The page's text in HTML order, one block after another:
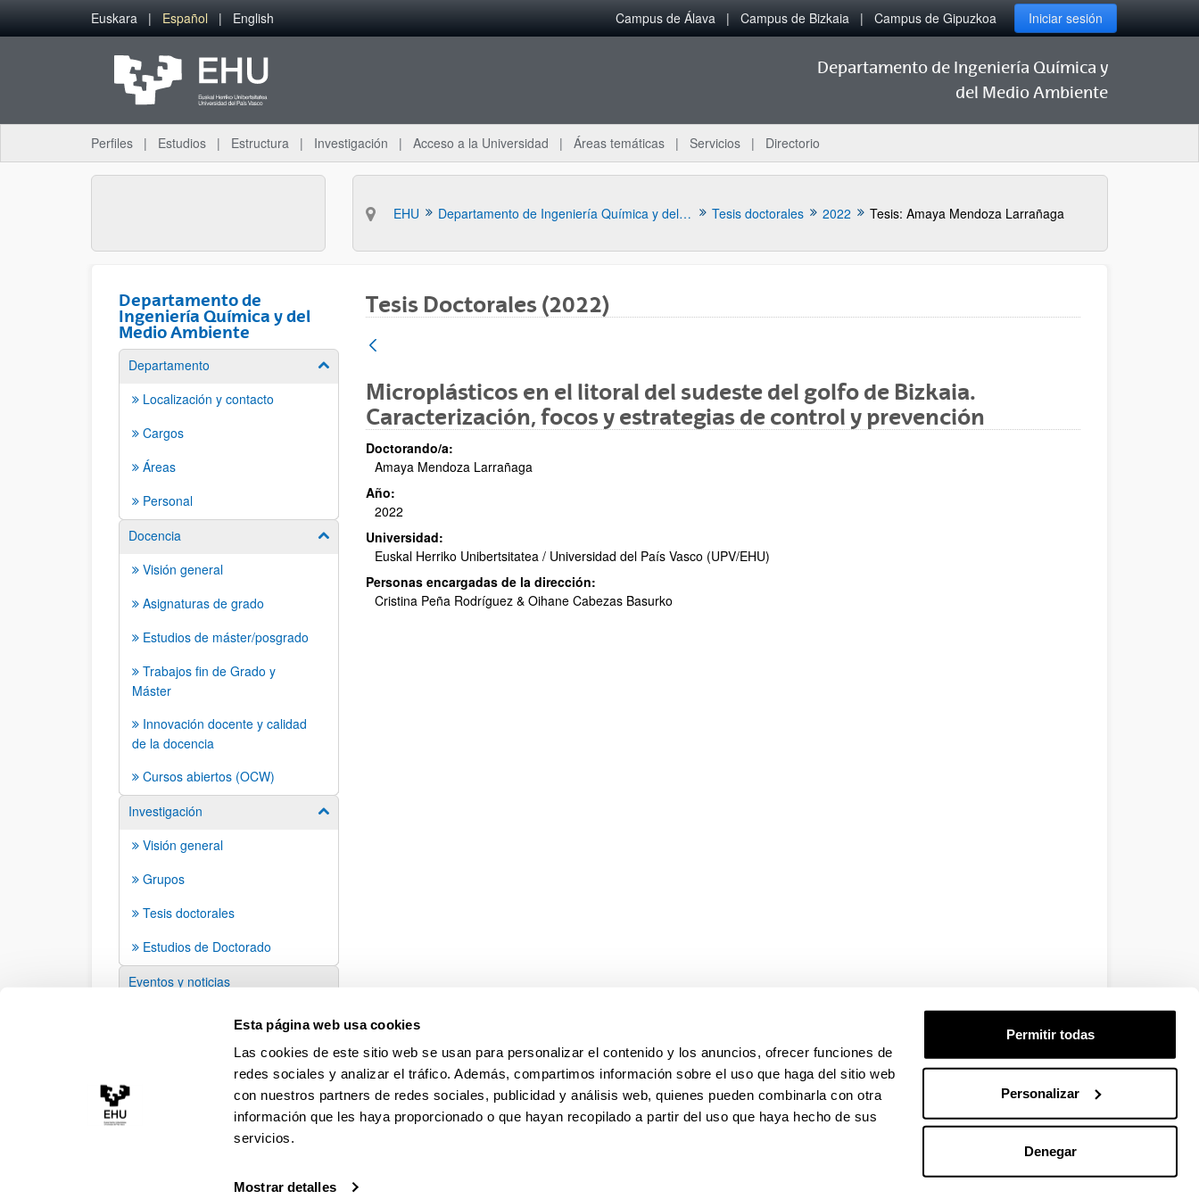
Esta página web usa cookies
Las cookies de este sitio web se usan para personalizar el contenido y los anuncios, ofrecer funciones de
redes sociales y analizar el tráfico. Además, compartimos información sobre el uso que haga del sitio web
con nuestros partners de redes sociales, publicidad y análisis web, quienes pueden combinarla con otra
información que les haya proporcionado o que hayan recopilado a partir del uso que haya hecho de sus
servicios.
Mostrar detalles
Permitir todas
Personalizar
Denegar
Saltar al contenido principal
Euskara Español English Campus de Álava Campus de Bizkaia Campus de Gipuzkoa Iniciar sesión
Departamento de Ingeniería Química y
del Medio Ambiente
Perfiles Estudios Estructura Investigación Acceso a la Universidad Áreas temáticas Servicios Directorio
EHU Departamento de Ingeniería Química y del Medio Ambiente Tesis doctorales 2022 Tesis: Amaya Mendoza Larrañaga
Departamento de
Ingeniería Química y del
Medio Ambiente
Departamento Mostrar/ocultar subpáginas
Localización y contacto
Cargos
Áreas
Personal
Docencia
Mostrar/ocultar subpáginas
Visión general
Asignaturas de grado
Estudios de máster/posgrado
Trabajos fin de Grado y
Máster
Innovación docente y calidad
de la docencia
Cursos abiertos (OCW)
Investigación
Mostrar/ocultar subpáginas
Visión general
Grupos
Tesis doctorales
Estudios de Doctorado
Eventos y noticias
Sugerencias y solicitudes
Tesis Doctorales (2022)
Microplásticos en el litoral del sudeste del golfo de Bizkaia.
Caracterización, focos y estrategias de control y prevención
Doctorando/a:
Amaya Mendoza Larrañaga
Año:
2022
Universidad:
Euskal Herriko Unibertsitatea / Universidad del País Vasco (UPV/EHU)
Personas encargadas de la dirección:
Cristina Peña Rodríguez & Oihane Cabezas Basurko